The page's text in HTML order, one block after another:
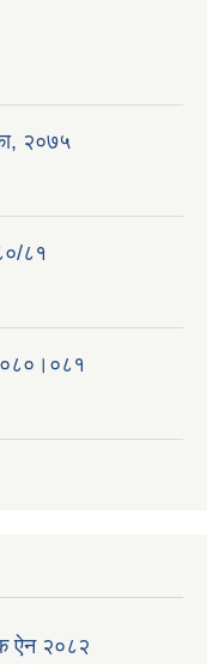
२०७५
८१
ऐन २०८२